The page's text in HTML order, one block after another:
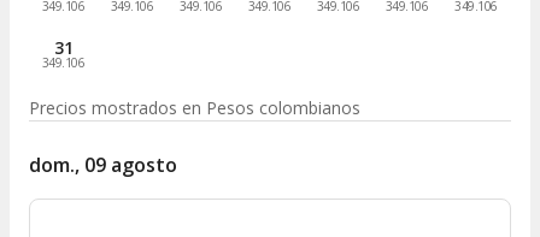
349.106 349.106 349.106 349.106 349.106 349.106 349.106
31
349.106
Precios mostrados en Pesos colombianos
dom., 09 agosto